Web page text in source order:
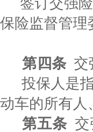
保险监督管理
第四条 交
投保人是
动车的所有人
第五条